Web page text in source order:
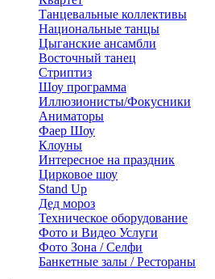
Танцевальные коллективы
Национальные танцы
Цыганские ансамбли
Восточный танец
Стриптиз
Шоу программа
Иллюзионисты/Фокусники
Аниматоры
Фаер Шоу
Клоуны
Интересное на праздник
Цирковое шоу
Stand Up
Дед мороз
Техническое оборудование
Фото и Видео Услуги
Фото Зона / Селфи
Банкетные залы / Рестораны